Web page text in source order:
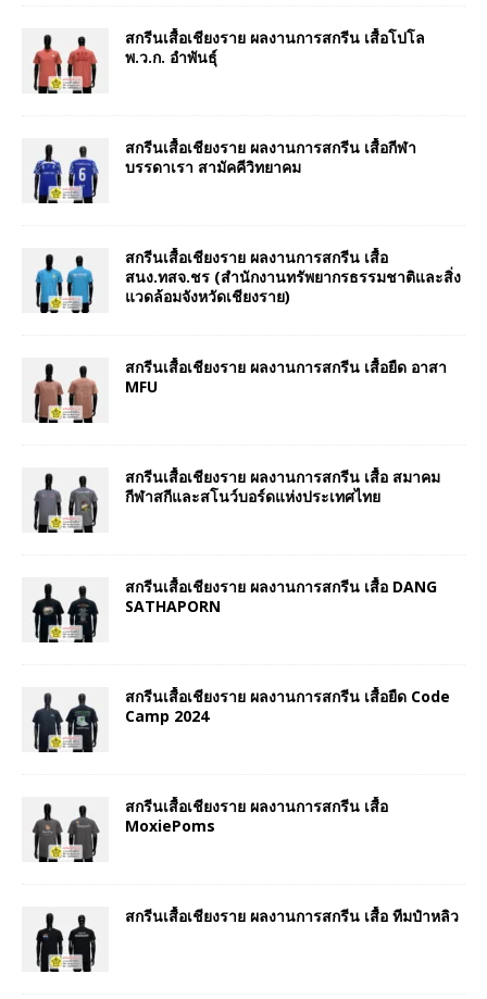
สกรีนเสื้อเชียงราย ผลงานการสกรีน เสื้อโปโล
พ.ว.ก. อำพันธุ์
สกรีนเสื้อเชียงราย ผลงานการสกรีน เสื้อกีฬา
บรรดาเรา สามัคคีวิทยาคม
สกรีนเสื้อเชียงราย ผลงานการสกรีน เสื้อ
สนง.ทสจ.ชร (สำนักงานทรัพยากรธรรมชาติและสิ่ง
แวดล้อมจังหวัดเชียงราย)
สกรีนเสื้อเชียงราย ผลงานการสกรีน เสื้อยืด อาสา
MFU
สกรีนเสื้อเชียงราย ผลงานการสกรีน เสื้อ สมาคม
กีฬาสกีและสโนว์บอร์ดแห่งประเทศไทย
สกรีนเสื้อเชียงราย ผลงานการสกรีน เสื้อ DANG
SATHAPORN
สกรีนเสื้อเชียงราย ผลงานการสกรีน เสื้อยืด Code
Camp 2024
สกรีนเสื้อเชียงราย ผลงานการสกรีน เสื้อ
MoxiePoms
สกรีนเสื้อเชียงราย ผลงานการสกรีน เสื้อ ทีมป๋าหลิว